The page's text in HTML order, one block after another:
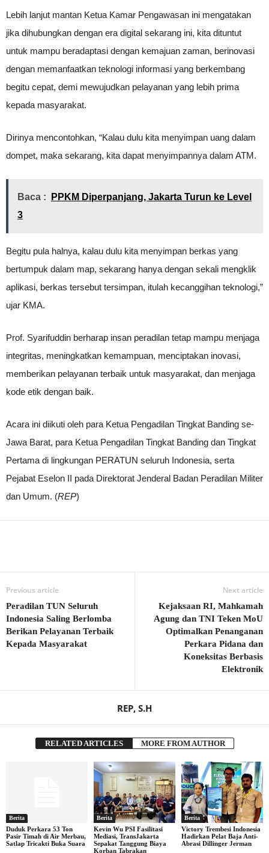
Lebih lanjut mantan Ketua Kamar Pengawasan ini mengatakan
jika dihubungkan dengan era digital sekarang ini, kita dituntut
untuk mampu beradaptasi dengan kemajuan zaman, berinovasi
dengan memanfaatkan teknologi informasi yang berkembang
begitu cepat, demi mewujudkan pelayanan yang lebih prima
kepada masyarakat.
Dirinya mencontohkan, “Kalau dulu kita menyimpan uang dalam
dompet, maka sekarang, kita dapat menyimpannya dalam ATM.
Baca :
PPKM Diperpanjang, Jakarta Turun ke Level
3
Begitu pula halnya, kalau dulu kita menyimpan berkas yang
bertumpuk dalam map, sekarang hanya dengan sekali mengklik
aplikasi, berkas tersebut tersimpan, itulah kecanggihan teknologi,”
ujar KMA.
Prof. Syarifuddin berharap insan peradilan tetap mampu menjaga
integritas, meningkatkan kemampuan, menciptakan inovasi,
memberikan pelayanan terbaik untuk masyarakat, dan menjaga
kode etik dengan baik.
Acara ini diikuti oleh para Ketua Pengadilan Tingkat Banding se-
Jawa Barat, para Ketua Pengadilan Tingkat Banding dan Tingkat
Pertama di lingkungan PERATUN seluruh Indonesia, serta
Pejabat Eselon II pada Direktorat Jenderal Badan Peradilan Militer
dan Umum. (REP)
Previous article
Peradilan TUN Seluruh
Indonesia Saling Berlomba
Berikan Pelayanan Terbaik
Kepada Masyarakat
Next article
Kejaksaan RI, Mahkamah
Agung dan TNI Teken MoU
Optimalkan Penanganan
Perkara Pidana dan
Koneksitas Berbasis
Elektronik
REP, S.H
RELATED ARTICLES MORE FROM AUTHOR
Berita
Duduk Perkara 53 Ton
Pasir Timah di Air Merbau,
Satlap Tricakti Buka Suara
Berita
Kevin Wu PSI Fasilitasi
Mediasi, TransJakarta
Sepakat Tanggung Biaya
Korban Tabrakan
Berita
Victory Trembesi Indonesia
Hadirkan Pelat Baja Anti-
Abrasi Dillinger Jerman